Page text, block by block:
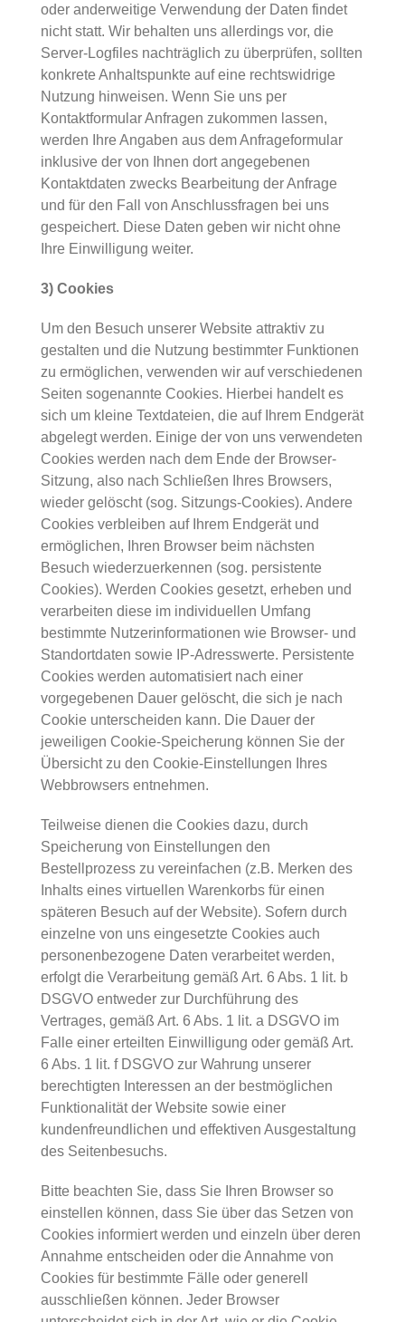
oder anderweitige Verwendung der Daten findet
nicht statt. Wir behalten uns allerdings vor, die
Server-Logfiles nachträglich zu überprüfen, sollten
konkrete Anhaltspunkte auf eine rechtswidrige
Nutzung hinweisen. Wenn Sie uns per
Kontaktformular Anfragen zukommen lassen,
werden Ihre Angaben aus dem Anfrageformular
inklusive der von Ihnen dort angegebenen
Kontaktdaten zwecks Bearbeitung der Anfrage
und für den Fall von Anschlussfragen bei uns
gespeichert. Diese Daten geben wir nicht ohne
Ihre Einwilligung weiter.
3) Cookies
Um den Besuch unserer Website attraktiv zu
gestalten und die Nutzung bestimmter Funktionen
zu ermöglichen, verwenden wir auf verschiedenen
Seiten sogenannte Cookies. Hierbei handelt es
sich um kleine Textdateien, die auf Ihrem Endgerät
abgelegt werden. Einige der von uns verwendeten
Cookies werden nach dem Ende der Browser-
Sitzung, also nach Schließen Ihres Browsers,
wieder gelöscht (sog. Sitzungs-Cookies). Andere
Cookies verbleiben auf Ihrem Endgerät und
ermöglichen, Ihren Browser beim nächsten
Besuch wiederzuerkennen (sog. persistente
Cookies). Werden Cookies gesetzt, erheben und
verarbeiten diese im individuellen Umfang
bestimmte Nutzerinformationen wie Browser- und
Standortdaten sowie IP-Adresswerte. Persistente
Cookies werden automatisiert nach einer
vorgegebenen Dauer gelöscht, die sich je nach
Cookie unterscheiden kann. Die Dauer der
jeweiligen Cookie-Speicherung können Sie der
Übersicht zu den Cookie-Einstellungen Ihres
Webbrowsers entnehmen.
Teilweise dienen die Cookies dazu, durch
Speicherung von Einstellungen den
Bestellprozess zu vereinfachen (z.B. Merken des
Inhalts eines virtuellen Warenkorbs für einen
späteren Besuch auf der Website). Sofern durch
einzelne von uns eingesetzte Cookies auch
personenbezogene Daten verarbeitet werden,
erfolgt die Verarbeitung gemäß Art. 6 Abs. 1 lit. b
DSGVO entweder zur Durchführung des
Vertrages, gemäß Art. 6 Abs. 1 lit. a DSGVO im
Falle einer erteilten Einwilligung oder gemäß Art.
6 Abs. 1 lit. f DSGVO zur Wahrung unserer
berechtigten Interessen an der bestmöglichen
Funktionalität der Website sowie einer
kundenfreundlichen und effektiven Ausgestaltung
des Seitenbesuchs.
Bitte beachten Sie, dass Sie Ihren Browser so
einstellen können, dass Sie über das Setzen von
Cookies informiert werden und einzeln über deren
Annahme entscheiden oder die Annahme von
Cookies für bestimmte Fälle oder generell
ausschließen können. Jeder Browser